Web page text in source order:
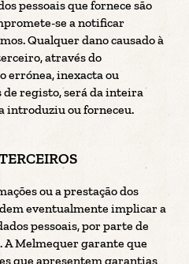
pessoais que fornece são
se a notificar
Qualquer dano causado à
através do
errónea, inexacta ou
registo, será da inteira
introduziu ou forneceu.
ou a prestação dos
eventualmente implicar a
pessoais, por parte de
A Melmequer garante que
que apresentem garantias